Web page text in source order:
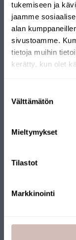
tukemiseen ja
jaamme
alan
sivustoamme.
tietoja muihin
kerätty, kun olet
valinta
Välttämätön
Mieltymykset
Tilastot
Markkinointi
Laadukkaat
päivittäin. Lue,